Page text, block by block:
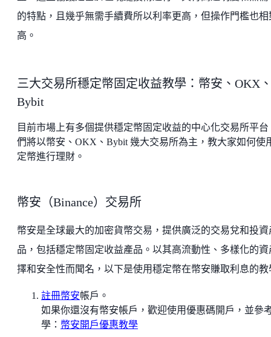
的特點，且幾乎無需手續費所以利率更高，但操作門檻也相
高。
三大交易所穩定幣固定收益教學：幣安、OKX
Bybit
目前市場上有多個提供穩定幣固定收益的中心化交易所平台
們將以幣安、OKX、Bybit 幾大交易所為主，教大家如何使
定幣進行理財。
幣安（Binance）交易所
幣安是全球最大的加密貨幣交易，提供廣泛的交易兌和投資
品，包括穩定幣固定收益產品。以其高流動性、多樣化的資
擇和安全性而聞名，以下是使用穩定幣在幣安賺取利息的教
註冊幣安帳戶。
如果你還沒有幣安帳戶，歡迎使用優惠碼開戶，並參
學： 幣安開戶優惠教學